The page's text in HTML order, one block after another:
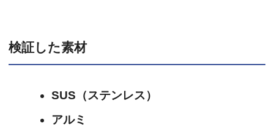
検証した素材
SUS（ステンレス）
アルミ